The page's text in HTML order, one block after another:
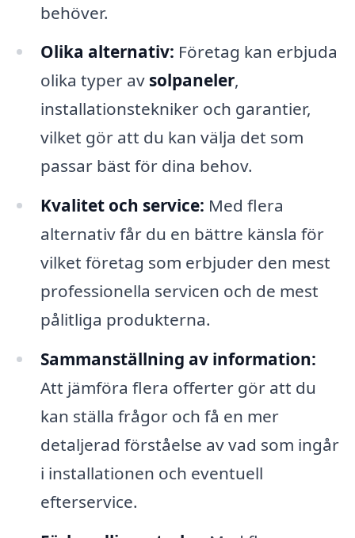
behöver.
Olika alternativ: Företag kan erbjuda
olika typer av solpaneler,
installationstekniker och garantier,
vilket gör att du kan välja det som
passar bäst för dina behov.
Kvalitet och service: Med flera
alternativ får du en bättre känsla för
vilket företag som erbjuder den mest
professionella servicen och de mest
pålitliga produkterna.
Sammanställning av information:
Att jämföra flera offerter gör att du
kan ställa frågor och få en mer
detaljerad förståelse av vad som ingår
i installationen och eventuell
efterservice.